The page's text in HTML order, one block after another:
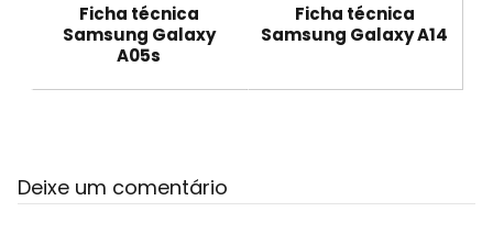
Ficha técnica
Samsung Galaxy
A05s
Ficha técnica
Samsung Galaxy A14
Deixe um comentário